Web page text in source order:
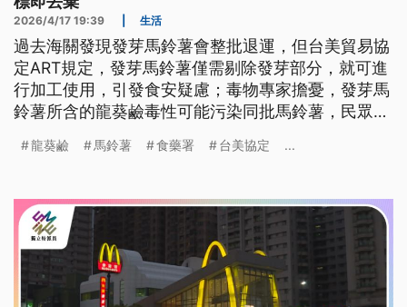
2026/4/17 19:39 生活
過去海關發現發芽馬鈴薯會整批退運，但台美貿易協
定ART規定，發芽馬鈴薯僅需剔除發芽部分，就可進
行加工使用，引發食安疑慮；毒物專家擔憂，發芽馬
鈴薯所含的龍葵鹼毒性可能污染同批馬鈴薯，民眾若
則強調，若發現馬鈴薯有腐敗或龍葵鹼含量超標，就
龍葵鹼 馬鈴薯 食藥署 台美協定 ...